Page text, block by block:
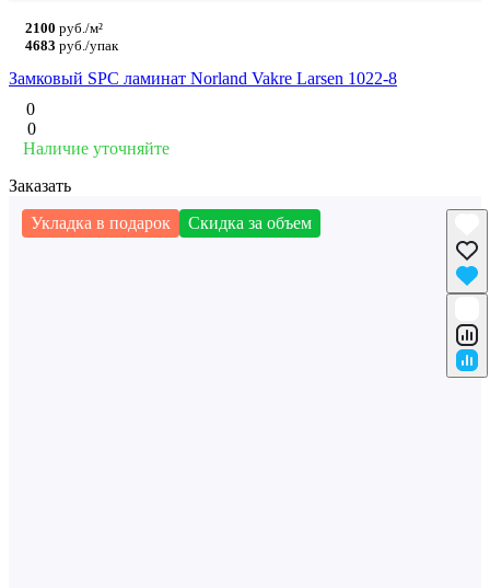
2100 руб./м²
4683 руб./упак
Замковый SPC ламинат Norland Vakre Larsen 1022-8
0
0
Наличие уточняйте
Заказать
Укладка в подарок
Скидка за объем